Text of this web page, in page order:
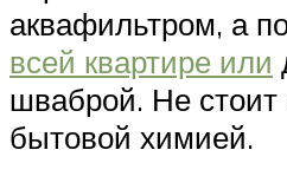
аквафильтром, а
всей квартире или
шваброй. Не стоит
бытовой химией.